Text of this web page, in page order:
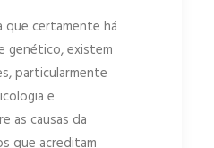
que certamente há
genético, existem
particularmente
e
as causas da